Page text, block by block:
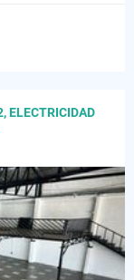
ELECTRICIDAD